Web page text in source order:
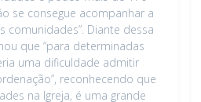
se consegue acompanhar a
comunidades”. Diante dessa
que “para determinadas
uma dificuldade admitir
reconhecendo que
na Igreja, é uma grande